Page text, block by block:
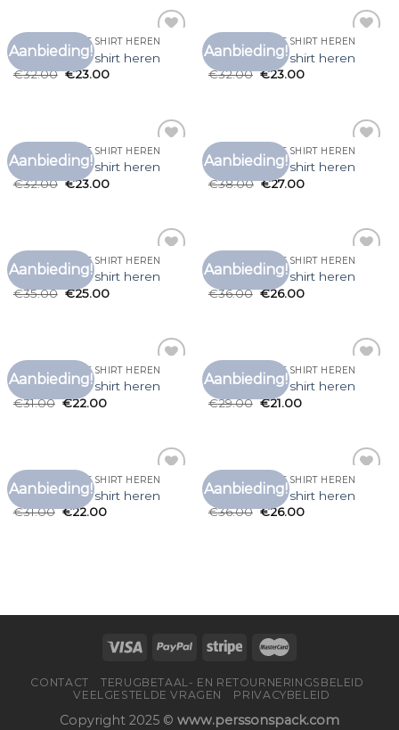
Aanbieding!
aan
LONG SLEEVE T SHIRT HEREN
long sleeve t shirt heren
€32.00 €23.00
Aanbieding!
aan
LONG SLEEVE T SHIRT HEREN
long sleeve t shirt heren
€32.00 €23.00
Aanbieding!
aan
LONG SLEEVE T SHIRT HEREN
long sleeve t shirt heren
€32.00 €23.00
Aanbieding!
aan
LONG SLEEVE T SHIRT HEREN
long sleeve t shirt heren
€38.00 €27.00
Aanbieding!
aan
LONG SLEEVE T SHIRT HEREN
long sleeve t shirt heren
€35.00 €25.00
Aanbieding!
aan
LONG SLEEVE T SHIRT HEREN
long sleeve t shirt heren
€36.00 €26.00
Aanbieding!
aan
LONG SLEEVE T SHIRT HEREN
long sleeve t shirt heren
€31.00 €22.00
Aanbieding!
aan
LONG SLEEVE T SHIRT HEREN
long sleeve t shirt heren
€29.00 €21.00
Aanbieding!
aan
LONG SLEEVE T SHIRT HEREN
long sleeve t shirt heren
€31.00 €22.00
Aanbieding!
aan
LONG SLEEVE T SHIRT HEREN
long sleeve t shirt heren
€36.00 €26.00
CONTACT
TERUGBETAAL- EN RETOURNERINGSBELEID
VEELGESTELDE VRAGEN
PRIVACYBELEID
Copyright 2025 © www.perssonspack.com